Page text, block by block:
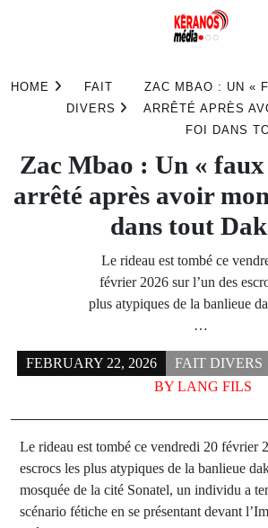
HOME
FAIT
DIVERS
ZAC MBAO : UN «
ARRÊTÉ APRÈS
FOI DANS
Zac Mbao : Un «
arrêté après avoir
dans tout
Le rideau est tombé ce
février 2026 sur l’un des
plus atypiques de la banlieue
…
FEBRUARY 22, 2026
FAIT DIVERS
BY LANG FILS
Le rideau est tombé ce vendredi 20 février
escrocs les plus atypiques de la banlieue
mosquée de la cité Sonatel, un individu a
scénario fétiche en se présentant devant